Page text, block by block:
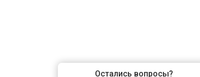
Остались вопросы?